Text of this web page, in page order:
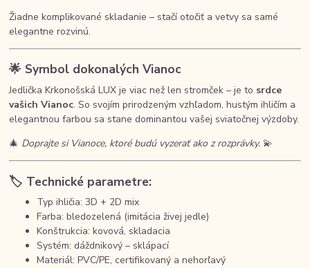
Žiadne komplikované skladanie – stačí otočiť a vetvy sa samé
elegantne rozvinú.
🌟 Symbol dokonalých Vianoc
Jedlička Krkonošská LUX je viac než len stromček – je to srdce
vašich Vianoc. So svojím prirodzeným vzhľadom, hustým ihličím a
elegantnou farbou sa stane dominantou vašej sviatočnej výzdoby.
🎄 Doprajte si Vianoce, ktoré budú vyzerať ako z rozprávky. 💫
🏷️ Technické parametre:
Typ ihličia: 3D + 2D mix
Farba: bledozelená (imitácia živej jedle)
Konštrukcia: kovová, skladacia
Systém: dáždnikový – sklápací
Materiál: PVC/PE, certifikovaný a nehorľavý